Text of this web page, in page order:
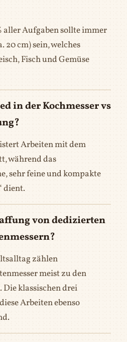
Aufgaben sollte immer
20 cm) sein, welches
Fisch und Gemüse
in der Kochmesser vs
Arbeiten mit dem
während das
sehr feine und kompakte
dient.
von dedizierten
zählen
meist zu den
klassischen drei
Arbeiten ebenso